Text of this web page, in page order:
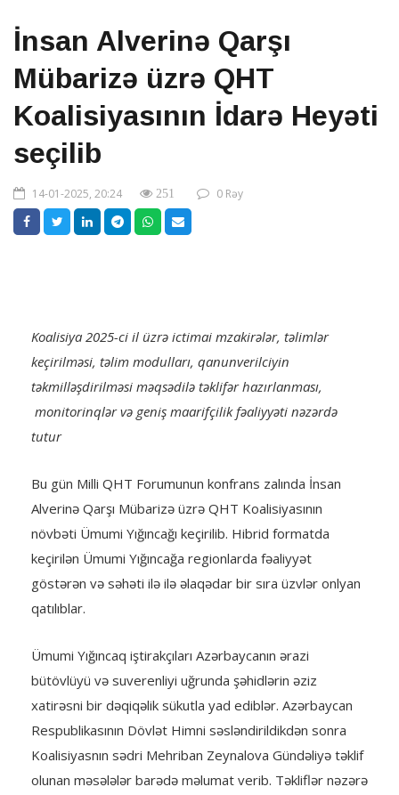
İnsan Alverinə Qarşı
Mübarizə üzrə QHT
Koalisiyasının İdarə Heyəti
seçilib
14-01-2025, 20:24 251 0 Rəy
Koalisiya 2025-ci il üzrə ictimai mzakirələr, təlimlər
keçirilməsi, təlim modulları, qanunverilciyin
təkmilləşdirilməsi məqsədilə təklifər hazırlanması,
monitorinqlər və geniş maarifçilik fəaliyyəti nəzərdə
tutur
Bu gün Milli QHT Forumunun konfrans zalında İnsan
Alverinə Qarşı Mübarizə üzrə QHT Koalisiyasının
növbəti Ümumi Yığıncağı keçirilib. Hibrid formatda
keçirilən Ümumi Yığıncağa regionlarda fəaliyyət
göstərən və səhəti ilə ilə əlaqədar bir sıra üzvlər onlyan
qatılıblar.
Ümumi Yığıncaq iştirakçıları Azərbaycanın ərazi
bütövlüyü və suverenliyi uğrunda şəhidlərin əziz
xatirəsni bir dəqiqəlik sükutla yad ediblər. Azərbaycan
Respublikasının Dövlət Himni səsləndirildikdən sonra
Koalisiyasnın sədri Mehriban Zeynalova Gündəliyə təklif
olunan məsələlər barədə məlumat verib. Təkliflər nəzərə